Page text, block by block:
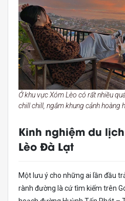
Ở khu vực Xóm Lèo có rất nhiều
chill chill, ngắm khung cảnh hoàng
Kinh nghiệm du
Lèo Đà Lạt
Một lưu ý cho những ai lần đầu
rành đường là cứ tìm kiếm trên